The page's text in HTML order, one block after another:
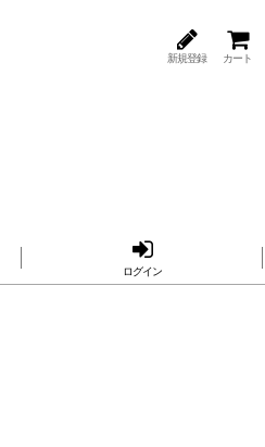
新規登録 カート
ログイン